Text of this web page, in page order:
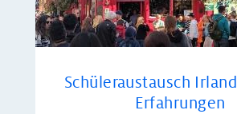
Schüleraustausch
Erfahrungen